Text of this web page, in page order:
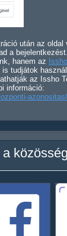
után az
a bejelentkezést.
hanem az
is tudjátok
az Issho
információ: